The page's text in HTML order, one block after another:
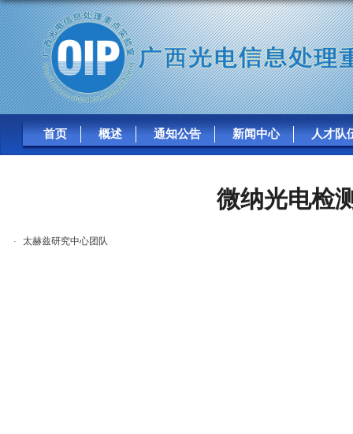
广西光电信息处理重点实验
首页 概述 通知公告 新闻中心 人才队
微纳光电检
· 太赫兹研究中心团队